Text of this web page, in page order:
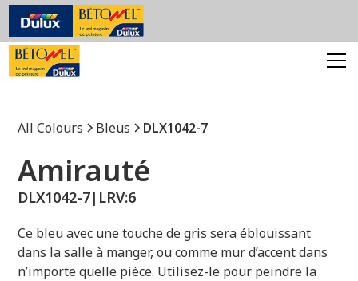
All Colours Bleus DLX1042-7
Amirauté
DLX1042-7| LRV:6
Ce bleu avec une touche de gris sera éblouissant
dans la salle à manger, ou comme mur d’accent dans
n’importe quelle pièce. Utilisez-le pour peindre la